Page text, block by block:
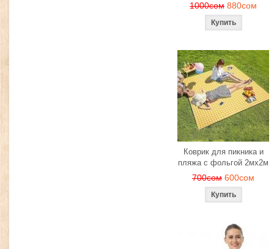
1000сом 880сом
Коврик для пикника и
пляжа с фольгой 2мх2м
700сом 600сом